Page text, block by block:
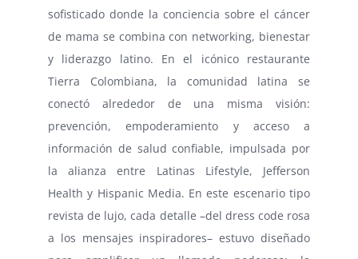
sofisticado donde la conciencia sobre el cáncer
de mama se combina con networking, bienestar
y liderazgo latino. En el icónico restaurante
Tierra Colombiana, la comunidad latina se
conectó alrededor de una misma visión:
prevención, empoderamiento y acceso a
información de salud confiable, impulsada por
la alianza entre Latinas Lifestyle, Jefferson
Health y Hispanic Media. En este escenario tipo
revista de lujo, cada detalle –del dress code rosa
a los mensajes inspiradores– estuvo diseñado